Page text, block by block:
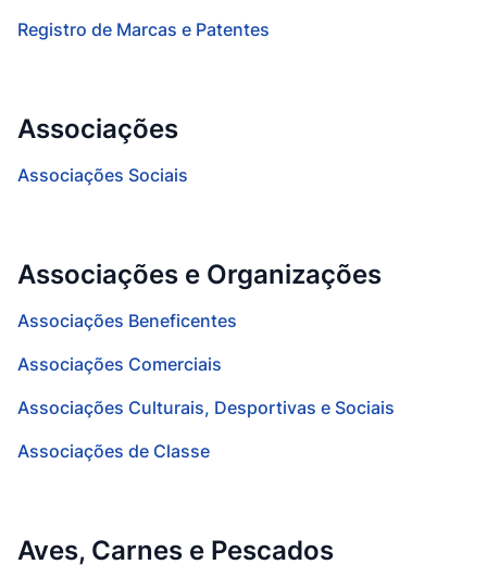
Registro de Marcas e Patentes
Associações
Associações Sociais
Associações e Organizações
Associações Beneficentes
Associações Comerciais
Associações Culturais, Desportivas e Sociais
Associações de Classe
Aves, Carnes e Pescados